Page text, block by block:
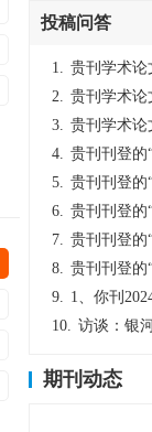
投稿问答
1. 贵刊学术论文库-理工论文-第16页刊登的“超声焊头的动力学分析与优化设计”，作者lizhiwei，
2. 贵刊学术论文库-理工论文-第16页刊登的“超声焊头的动力学分析与优化设计”，作者lizhiwei，
3. 贵刊学术论文库-理工论文-第16页刊登的“超声焊头的动力学分析与优化设计”，作者lizhiwei，
4. 贵刊刊登的“超声焊头的动力学分析与优化设计”，作者lizhiwei，时间2024-12-27，该
5. 贵刊刊登的“超声焊头的动力学分析与优化设计”，作者lizhiwei，时间2024-12-27，该
6. 贵刊刊登的“超声焊头的动力学分析与优化设计”，作者lizhiwei，时间2024-12-27，该
7. 贵刊刊登的“超声焊头的动力学分析与优化设计”，作者lizhiwei，时间2024-12-27，该
8. 贵刊刊登的“超声焊头的动力学分析与优化设计”，作者lizhiwei，时间2024-12-27，该
9. 1、你刊2024-12-27刊登的“超声焊头的动力学分析与优化设计论文”，是由我本人在“
10. 访谈：银河国际开户「微-97905670-信」上分客服开户电话在线注册现场经理。机械
期刊动态